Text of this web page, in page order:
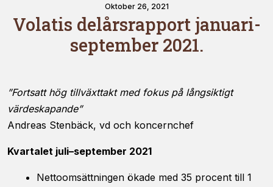
Oktober 26, 2021
Volatis delårsrapport januari-
september 2021.
”Fortsatt hög tillväxttakt med fokus på långsiktigt
värdeskapande”
Andreas Stenbäck, vd och koncernchef
Kvartalet juli–september 2021
Nettoomsättningen ökade med 35 procent till 1